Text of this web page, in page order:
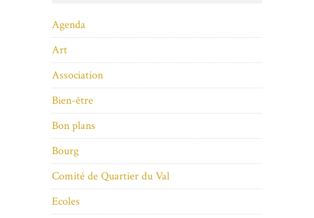
Agenda
Art
Association
Bien-être
Bon plans
Bourg
Comité de Quartier du Val
Ecoles